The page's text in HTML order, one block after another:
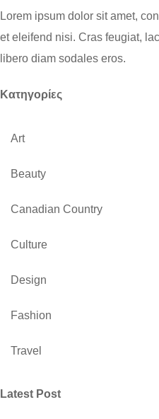
Lorem ipsum dolor sit amet,
et eleifend nisi. Cras feugiat,
libero diam sodales eros.
Kατηγορίες
Art
Beauty
Canadian Country
Culture
Design
Fashion
Travel
Latest Post